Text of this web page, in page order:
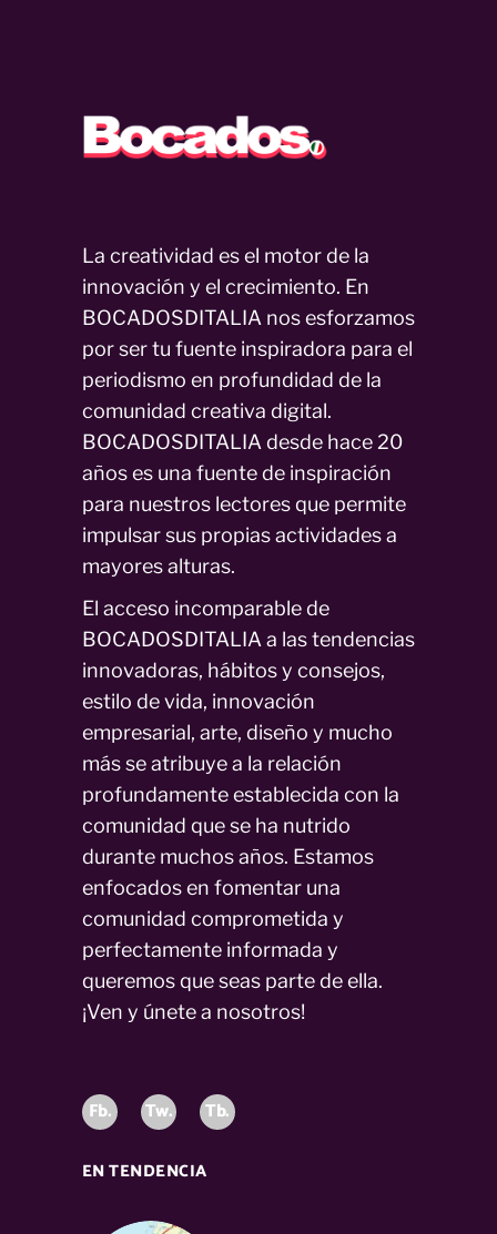
La creatividad es el motor de la
innovación y el crecimiento. En
BOCADOSDITALIA nos esforzamos
por ser tu fuente inspiradora para el
periodismo en profundidad de la
comunidad creativa digital.
BOCADOSDITALIA desde hace 20
años es una fuente de inspiración
para nuestros lectores que permite
impulsar sus propias actividades a
mayores alturas.
El acceso incomparable de
BOCADOSDITALIA a las tendencias
innovadoras, hábitos y consejos,
estilo de vida, innovación
empresarial, arte, diseño y mucho
más se atribuye a la relación
profundamente establecida con la
comunidad que se ha nutrido
durante muchos años. Estamos
enfocados en fomentar una
comunidad comprometida y
perfectamente informada y
queremos que seas parte de ella.
¡Ven y únete a nosotros!
Fb. Tw. Tb.
EN TENDENCIA